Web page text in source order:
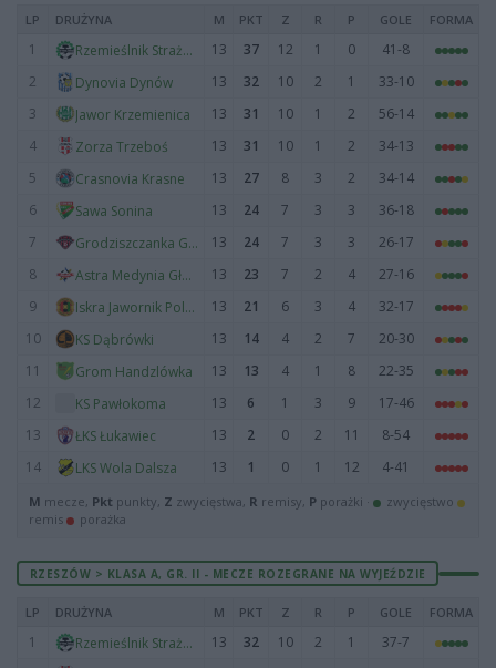
LP DRUŻYNA M PKT Z R P GOLE FORMA
1 Rzemieślnik Strażów 13 37 12 1 0
41-8
2
Dynovia Dynów 13 32 10 2 1
33-10
3
Jawor Krzemienica 13 31 10 1 2
56-14
4
Zorza Trzeboś 13 31 10 1 2
34-13
5
Crasnovia Krasne 13 27 8 3 2
34-14
6
Sawa Sonina 13 24 7 3 3
36-18
7
Grodziszczanka Grodzisko Dolne 13 24 7 3 3
26-17
8
Astra Medynia Głogowska 13 23 7 2 4
27-16
9
Iskra Jawornik Polski 13 21 6 3 4
32-17
10
KS Dąbrówki 13 14 4 2 7
20-30
11
Grom Handzlówka 13 13 4 1 8
22-35
12
KS Pawłokoma 13 6 1 3 9
17-46
13
ŁKS Łukawiec 13 2 0 2 11
8-54
14
LKS Wola Dalsza 13 1 0 1 12 4-41
M mecze, Pkt punkty, Z zwycięstwa, R remisy, P porażki ·
zwycięstwo
remis
porażka
RZESZÓW > KLASA A, GR. II - MECZE ROZEGRANE NA WYJEŹDZIE
LP DRUŻYNA M PKT Z R P GOLE FORMA
1 Rzemieślnik Strażów 13 32 10 2 1
37-7